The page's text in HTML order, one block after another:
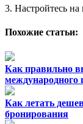
3. Настройтесь
Похожие статьи:
Как правильно
международного
Как летать
бронирования